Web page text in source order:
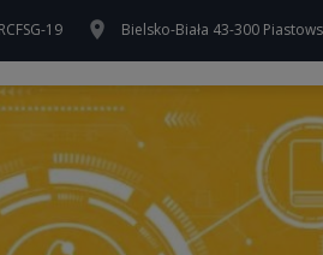
19 Bielsko-Biała 43-300